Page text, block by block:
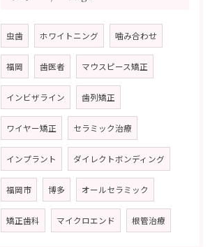
虫歯 ホワイトニング 噛み合わせ
福岡 歯医者 マウスピース矯正
インビザライン 歯列矯正
ワイヤー矯正 セラミック治療
インプラント ダイレクトボンディング
福岡市 博多 オールセラミック
矯正歯科 マイクロエンド 根管治療